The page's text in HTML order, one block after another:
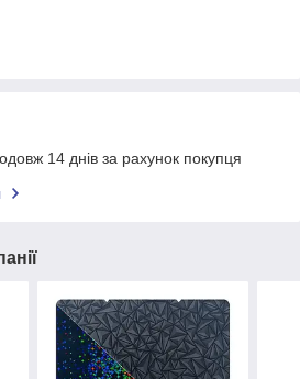
14 днів за рахунок покупця